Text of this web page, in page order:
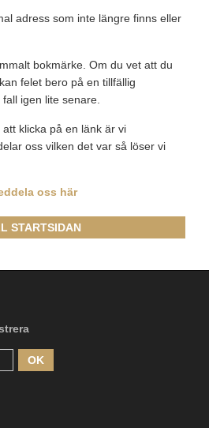
adress som inte längre finns eller
bokmärke. Om du vet att du
felet bero på en tillfällig
igen lite senare.
klicka på en länk är vi
oss vilken det var så löser vi
oss här
STARTSIDAN
OK